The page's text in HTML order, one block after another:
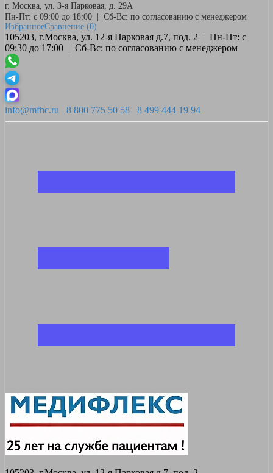
г. Москва, ул. 3-я Парковая, д. 29А
Пн-Пт: с 09:00 до 18:00 | Сб-Вс: по согласованию с менеджером
ИзбранноеСравнение (0)
105203, г.Москва, ул. 12-я Парковая д.7, под. 2 | Пн-Пт: с
09:30 до 17:00 | Сб-Вс: по согласованию с менеджером
info@mfhc.ru 8 800 775 50 58 8 499 444 19 94